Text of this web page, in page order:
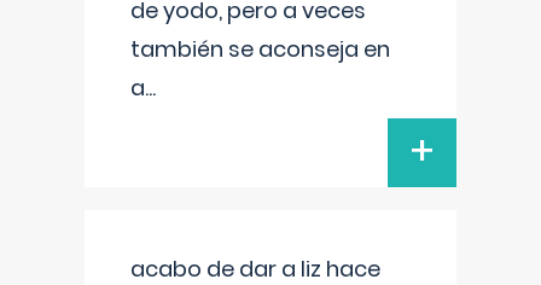
de yodo, pero a veces
también se aconseja en
a...
+
acabo de dar a liz hace